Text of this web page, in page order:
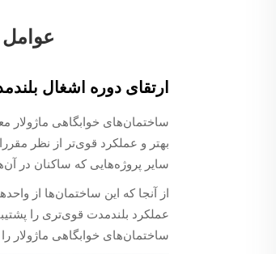
عوامل
ارتقای دوره اشغال
ساختمان‌های خوابگاهی ماژولار
بهتر و عملکرد قوی‌تر از نظر
سایر پروژه‌هایی که ساکنان در
از آنجا که این ساختمان‌ها از
عملکرد بلندمدت قوی‌تری را
ساختمان‌های خوابگاهی ماژولار